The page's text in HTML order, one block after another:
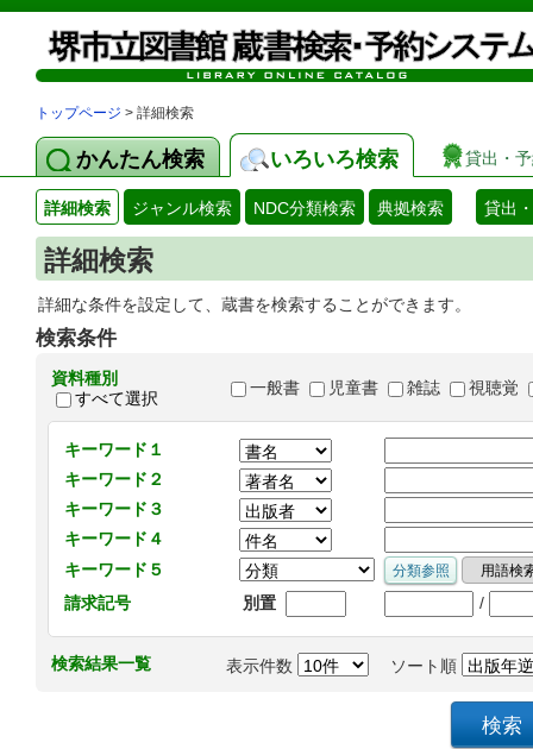
トップページ > 詳細検索
かんたん検索 いろいろ検索 貸出・
詳細検索 ジャンル検索 NDC分類検索 典拠検索 貸出
詳細検索
詳細な条件を設定して、蔵書を検索することができます。
検索条件
資料種別
すべて選択
一般書 児童書 雑誌 視聴覚
キーワード１
キーワード２
キーワード３
キーワード４
キーワード５
請求記号
別置 /
検索結果一覧 表示件数 ソート順